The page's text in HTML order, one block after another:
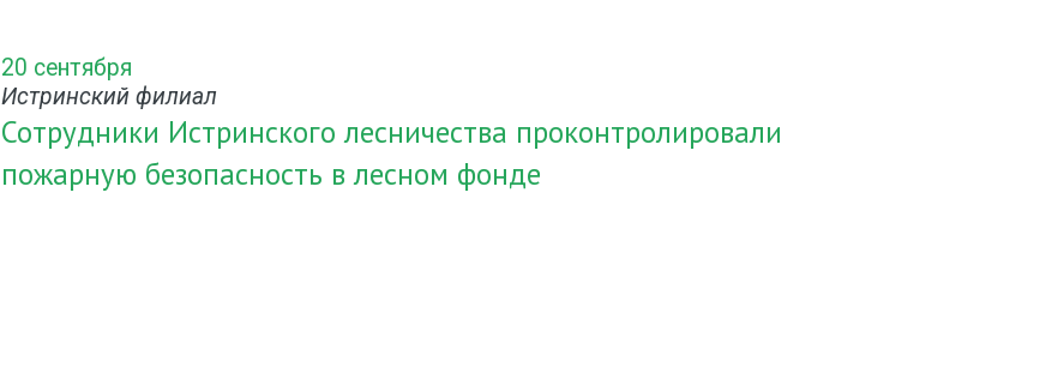
20 сентября
Истринский филиал
Сотрудники Истринского лесничества проконтролировали
пожарную безопасность в лесном фонде